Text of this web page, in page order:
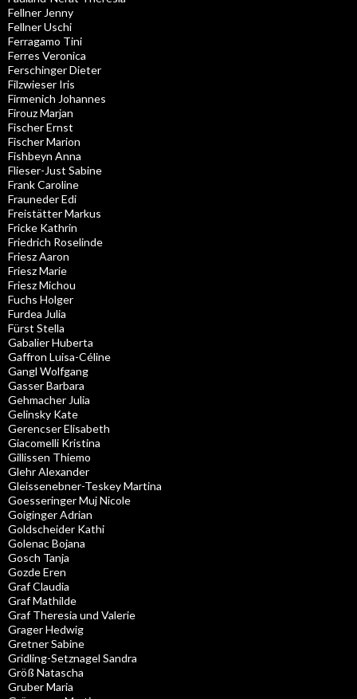
Fellner Jenny
Fellner Uschi
Ferragamo Tini
Ferres Veronica
Ferschinger Dieter
Filzwieser Iris
Firmenich Johannes
Firouz Marjan
Fischer Ernst
Fischer Marion
Fishbeyn Anna
Flieser-Just Sabine
Frank Caroline
Frauneder Edi
Freistätter Markus
Fricke Kathrin
Friedrich Roselinde
Friesz Aaron
Friesz Marie
Friesz Michou
Fuchs Holger
Furdea Julia
Fürst Stella
Gabalier Huberta
Gaffron Luisa-Céline
Gangl Wolfgang
Gasser Barbara
Gehmacher Julia
Gelinsky Kate
Gerencser Elisabeth
Giacomelli Kristina
Gillissen Thiemo
Glehr Alexander
Gleissenebner-Teskey Martina
Goesseringer Muj Nicole
Goiginger Adrian
Goldscheider Kathi
Golenac Bojana
Gosch Tanja
Gozde Eren
Graf Claudia
Graf Mathilde
Graf Theresia und Valerie
Grager Hedwig
Gretner Sabine
Gridling-Setznagel Sandra
Größ Natascha
Gruber Maria